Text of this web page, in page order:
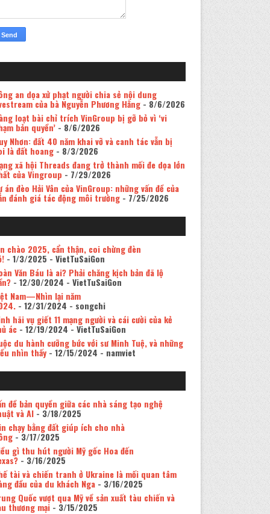
an dọa xử phạt người chia sẻ nội dung
của bà Nguyễn Phương Hằng- 8/6/2026
loạt bài chỉ trích VinGroup bị gỡ bỏ vì ‘vi
bản quyền’- 8/6/2026
Nhơn: đất 40 năm khai vỡ và canh tác vẫn bị
là đất hoang- 8/3/2026
xã hội Threads đang trở thành mối đe dọa lớn
của Vingroup - 7/29/2026
án đèo Hải Vân của VinGroup: những vấn đề của
đánh giá tác động môi trường- 7/25/2026
chào 2025, cẩn thận, coi chừng đèn
- 1/3/2025 - VietTuSaiGon
Văn Báu là ai? Phải chăng kịch bản đã lộ
- 12/30/2024 - VietTuSaiGon
Nam—Nhìn lại năm
- 12/31/2024 - songchi
hãi vụ giết 11 mạng người và cái cười của kẻ
ác- 12/19/2024 - VietTuSaiGon
du hành cưỡng bức với sư Minh Tuệ, và những
nhìn thấy- 12/15/2024 - namviet
đề bản quyền giữa các nhà sáng tạo nghệ
và AI- 3/18/2025
chạy bằng đất giúp ích cho nhà
- 3/17/2025
gì thu hút người Mỹ gốc Hoa đến
- 3/16/2025
tài và chiến tranh ở Ukraine là mối quan tâm
đầu của du khách Nga- 3/16/2025
Quốc vượt qua Mỹ về sản xuất tàu chiến và
thương mại- 3/15/2025